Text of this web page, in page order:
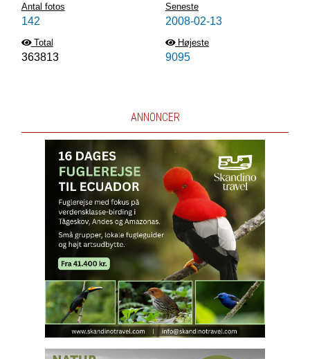
Antal fotos
142
Seneste
2008-02-13
Total
363813
Højeste
9095
ANNONCER